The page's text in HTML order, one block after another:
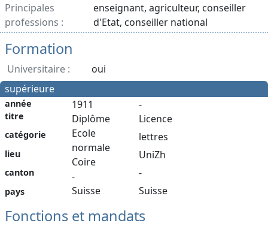
Principales
professions :
enseignant, agriculteur, conseiller
d'Etat, conseiller national
Formation
Universitaire :
oui
supérieure
année
titre
catégorie
lieu
canton
pays
1911
Diplôme
Ecole
normale
Coire
-
Suisse
-
Licence
lettres
UniZh
-
Suisse
Fonctions et mandats